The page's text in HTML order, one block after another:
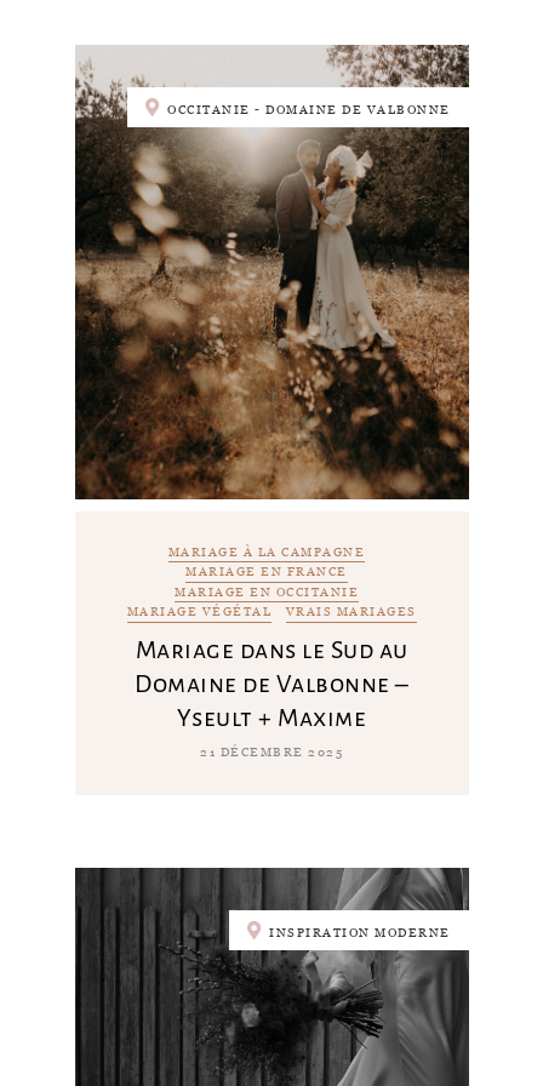
OCCITANIE - DOMAINE DE VALBONNE
MARIAGE À LA CAMPAGNE
MARIAGE EN FRANCE
MARIAGE EN OCCITANIE
MARIAGE VÉGÉTAL
VRAIS MARIAGES
Mariage dans le Sud au
Domaine de Valbonne –
Yseult + Maxime
21 DÉCEMBRE 2025
INSPIRATION MODERNE